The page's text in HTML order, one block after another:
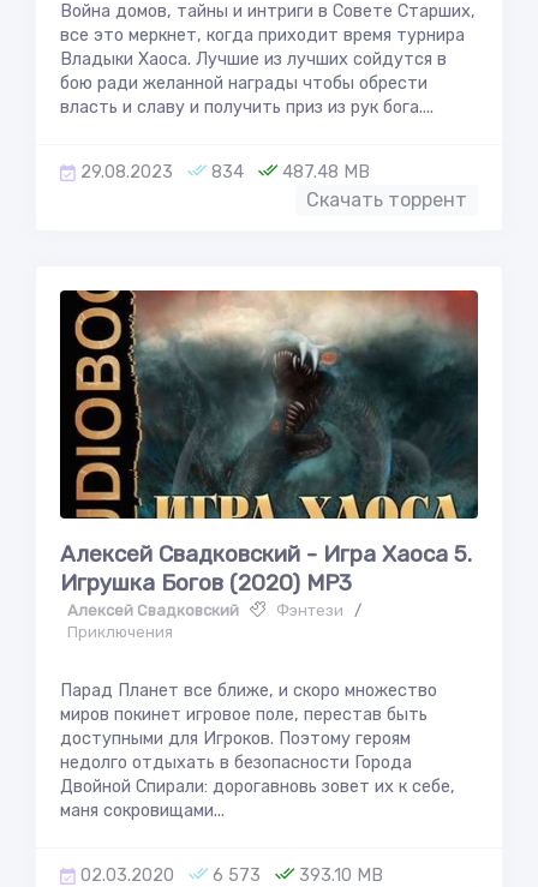
Война домов, тайны и интриги в Совете Старших,
все это меркнет, когда приходит время турнира
Владыки Хаоса. Лучшие из лучших сойдутся в
бою ради желанной награды чтобы обрести
власть и славу и получить приз из рук бога....
29.08.2023 834 487.48 MB
Скачать торрент
Алексей Свадковский - Игра Хаоса 5.
Игрушка Богов (2020) MP3
Алексей Свадковский Фэнтези
/
Приключения
Парад Планет все ближе, и скоро множество
миров покинет игровое поле, перестав быть
доступными для Игроков. Поэтому героям
недолго отдыхать в безопасности Города
Двойной Спирали: дорогавновь зовет их к себе,
маня сокровищами...
02.03.2020 6 573 393.10 MB